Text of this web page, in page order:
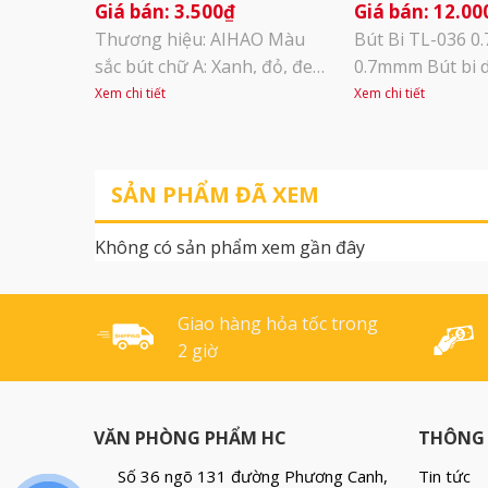
3.500₫
Thương hiệu: AIHAO Màu
sắc bút chữ A: Xanh, đỏ, đen,
tím Bút kim dạ, bút bi nước .
mực. Bút chữ A được thiết kế
có nắp bút Gờ bút nhỏ, dễ
cầm, mực ra đều Thân nhựa
, mầu nhã nhặn [...]
Xem chi tiết
Bút Bi TL-036
0.7mmm Bút bi
khế, có grip
và nút xi kim
tạo sự sang
Xem chi tiết
SẢN PHẨM ĐÃ XEM
Không có sản phẩm xem gần đây
Giao hàng hỏa tốc trong
2 giờ
VĂN PHÒNG PHẨM HC
Số 36 ngõ 131 đường Phương Canh, Tin tức